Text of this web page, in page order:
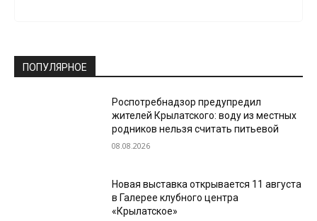
ПОПУЛЯРНОЕ
Роспотребнадзор предупредил
жителей Крылатского: воду из местных
родников нельзя считать питьевой
08.08.2026
Новая выставка открывается 11 августа
в Галерее клубного центра
«Крылатское»